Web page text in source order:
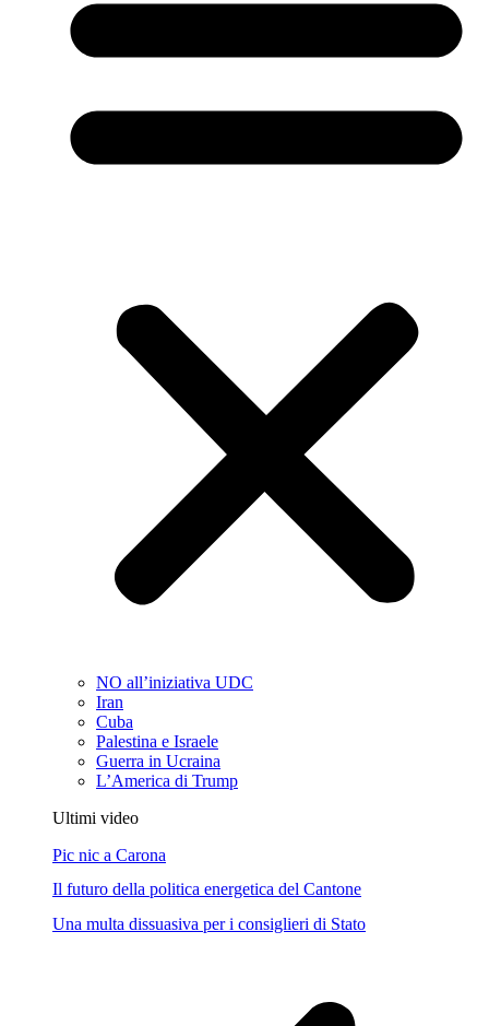
NO all’iniziativa UDC
Iran
Cuba
Palestina e Israele
Guerra in Ucraina
L’America di Trump
Ultimi video
Pic nic a Carona
Il futuro della politica energetica del Cantone
Una multa dissuasiva per i consiglieri di Stato